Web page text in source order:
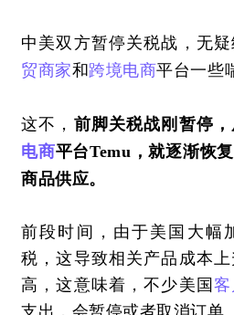
中美双方暂停关税战，无
贸商家和跨境电商平台一些
这不， 前脚关税战刚暂停
电商平台Temu，就逐渐恢
商品供应。
前段时间，由于美国大幅
税，这导致相关产品成本
高，这意味着，不少美国